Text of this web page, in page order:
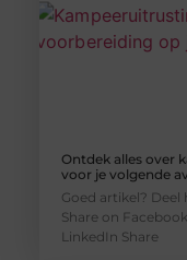
Ontdek alles over
voor je volgende
Goed artikel? Deel
Share on
LinkedIn Share